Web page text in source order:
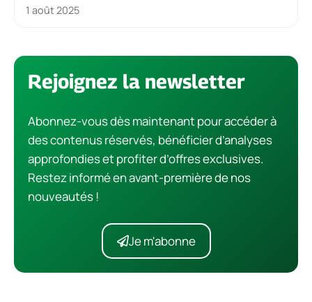
1 août 2025
Rejoignez la newsletter
Abonnez-vous dès maintenant pour accéder à
des contenus réservés, bénéficier d’analyses
approfondies et profiter d’offres exclusives.
Restez informé en avant-première de nos
nouveautés !
Je m'abonne